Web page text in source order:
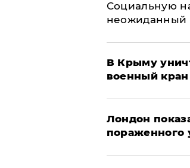
Социальную
неожиданный
В Крыму
военный
Лондон
пораженного